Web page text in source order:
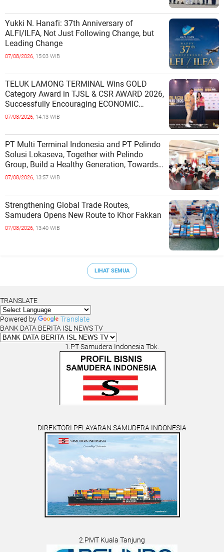
Yukki N. Hanafi: 37th Anniversary of
ALFI/ILFA, Not Just Following Change, but
Leading Change
07/08/2026, 15:03 WIB
TELUK LAMONG TERMINAL Wins GOLD
Category Award in TJSL & CSR AWARD 2026,
Successfully Encouraging ECONOMIC
INDEPENDENCE OF COASTAL
07/08/2026, 14:13 WIB
PT Multi Terminal Indonesia and PT Pelindo
Solusi Lokaseva, Together with Pelindo
Group, Build a Healthy Generation, Towards
a Golden Indonesia
07/08/2026, 13:57 WIB
Strengthening Global Trade Routes,
Samudera Opens New Route to Khor Fakkan
07/08/2026, 13:40 WIB
LIHAT SEMUA
TRANSLATE
Powered by
Translate
BANK DATA BERITA ISL NEWS TV
1.PT Samudera Indonesia Tbk.
DIREKTORI PELAYARAN SAMUDERA INDONESIA
2.PMT Kuala Tanjung